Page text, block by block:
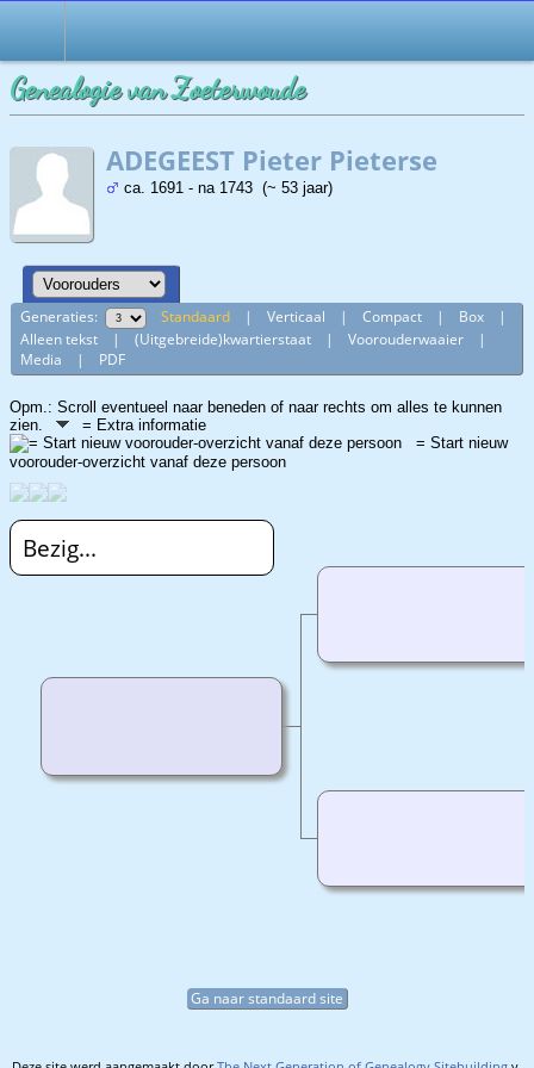
Genealogie van Zoeterwoude
ADEGEEST Pieter Pieterse
ca. 1691 - na 1743 (~ 53 jaar)
Generaties: Standaard |Verticaal |Compact | Box |
Alleen tekst |(Uitgebreide)kwartierstaat |Voorouderwaaier |
Media | PDF
Opm.: Scroll eventueel naar beneden of naar rechts om alles te kunnen
zien.
= Extra informatie
= Start nieuw
voorouder-overzicht vanaf deze persoon
Bezig...
Ga naar standaard site